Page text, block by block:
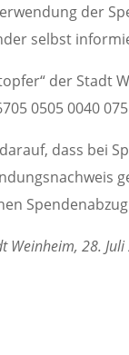
der
selbst
der Stadt
0505 0040
dass bei
Weinheim, 28. Juli